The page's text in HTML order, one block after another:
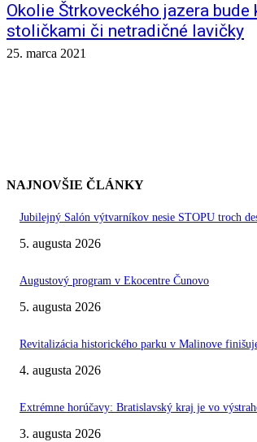
Okolie Štrkoveckého jazera
stoličkami či netradičné lavičky
25. marca 2021
NAJNOVŠIE ČLÁNKY
Jubilejný Salón výtvarníkov nesie STOPU troch
5. augusta 2026
Augustový program v Ekocentre Čunovo
5. augusta 2026
Revitalizácia historického parku v Malinove
4. augusta 2026
Extrémne horúčavy: Bratislavský kraj je vo
3. augusta 2026